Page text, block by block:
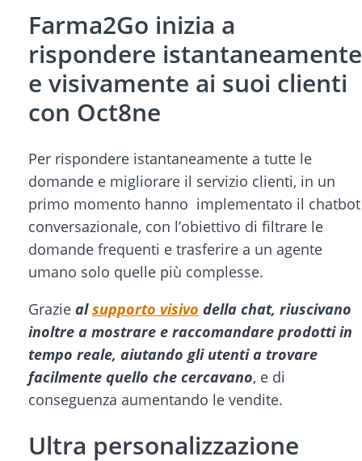
Farma2Go inizia a
rispondere istantaneamente
e visivamente ai suoi clienti
con Oct8ne
Per rispondere istantaneamente a tutte le
domande e migliorare il servizio clienti, in un
primo momento hanno implementato il chatbot
conversazionale, con l’obiettivo di filtrare le
domande frequenti e trasferire a un agente
umano solo quelle più complesse.
Grazie alsupporto visivo della chat, riuscivano
inoltre a mostrare e raccomandare prodotti in
tempo reale, aiutando gli utenti a trovare
facilmente quello che cercavano, e di
conseguenza aumentando le vendite.
Ultra personalizzazione